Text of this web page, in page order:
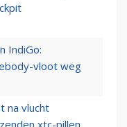
IndiGo:
vloot weg
na vlucht